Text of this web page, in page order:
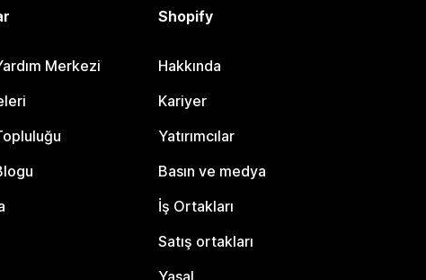
Merkezi
Shopify
Hakkında
Kariyer
Yatırımcılar
Basın ve medya
İş Ortakları
Satış ortakları